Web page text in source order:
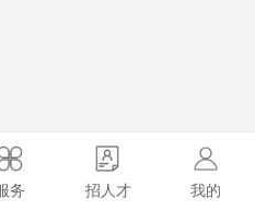
务 招人才 我的